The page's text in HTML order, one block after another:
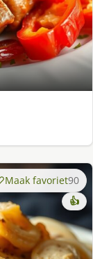
Maak favoriet90
👍